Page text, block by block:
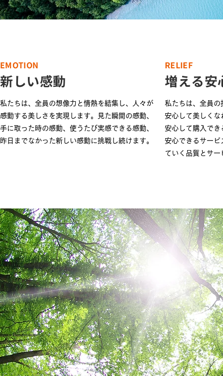
EMOTION
新しい感動
私たちは、全員の想像力と情熱を結集し、人々が
感動する美しさを実現します。見た瞬間の感動、
手に取った時の感動、使うたび実感できる感動、
昨日までなかった新しい感動に挑戦し続けます。
RELIEF
増える安
私たちは、全員の
安心して美しくな
安心して購入でき
安心できるサービ
ていく品質とサ